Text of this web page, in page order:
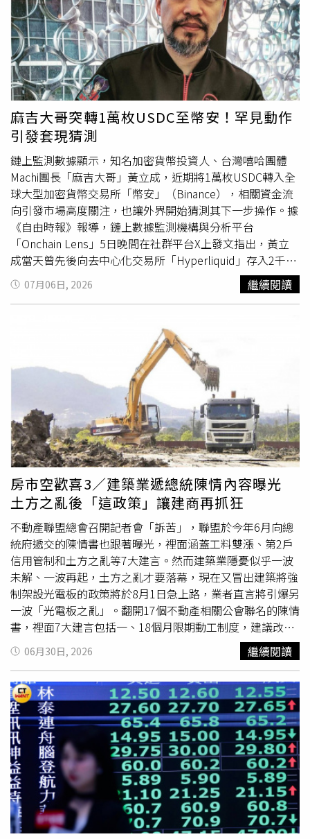
降低資金吃緊的風險，讓財務狀況更加穩健。
「量縮、價穩」格局。北市、台中修正最劇烈根據統計，今
年上半年的「建照推案量」與「土地交易量」皆呈現萎縮。
依據各建築開發公會會員申報開工及市調資料，2026年H1
六都總推案戶數僅約2.89萬戶、總銷8,354億元。觀察六都
推案表現，台北市衰退幅度最大，上半年僅推出1,574戶，
較去年同期減少55.7%，總銷金額直接腰斬；台中市同樣出
現明顯修正，推案戶數由去年同期13,853戶降至6,746戶、
年減39.4%，這兩區成為六都中量縮最明顯的區域。反觀台
南與高雄，受科技產業投資、園區就業與人口移入支撐，推
案與總銷跌幅相對溫和。這顯示市況已從過去的齊漲齊跌，
轉為比拚區域產業、交通建設、生活機能與產品定位的「基
本面競爭」。融資受限導致自備款大增另一個值得注意的現
象是，雖然台灣AI供應鏈投資、科技園區擴廠與股市資金動
能，仍為整體經濟提供強力支撐，但房市受制於授信條件，
未能同步反映資產市場熱度，形成「股房不同步」的現象。
這說明房市成交減速並非單純需求消失，而是購屋人的融資
能力、建商的推案節奏與銀行的資金配置同時受到約束。賴
正鎰表示，部分買方因銀行今年以來的鑑價略趨保守且貸款
成數下修，僅剩下六成左右，導致民眾在交屋前臨時須補足
一至兩成自備款。因此他建議，應該加速改善房貸排撥與審
核效率，避免換屋者的違約與資金調度
區仍具優勢賴正鎰談到，限貸環境已使建商從過去的積極搶
地，改採「都更合建、危老重建、低總價、小坪數及自住型
產品」，並以遞延推案、邊建邊售、控制土地庫存等方式，
來降低資金風險。然而，建照、土地交易與新推案同步下
滑，短期內已壓抑市場供給與相關產業就業。從下半年與明
年的長遠角度來看，某些地區仍有科技產業擴大開發議題的
人口紅利效益。例如台北的北士科周邊北投地區，以及台中
的中科周邊（如十三期、單元二、單元四及單元五），部分
開發商仍鎖定這些地區推案，並針對科技族群的生活需求進
行設計。賴正鎰五項建言籲政府鬆綁賴正鎰認為，政府不宜
以一體適用的限貸政策處理不同需求，應採取更彈性的金融
與供給管理。他也特別提出以下五項建言：第一，採差異化
管理： 對首購、自住及「先買後賣」的實質換屋族，適度
提高第二戶合理貸款成數至七成，甚至七成五，避免家庭因
居住需求升級而被迫產生違約。第二，檢討高價住宅門檻：
應依房價、所得與營建成本變化，重新檢討高價住宅認定門
檻。台北七千萬元應提高為八千萬元，新北市六千萬元應提
高為七千萬元，其餘地區四千萬元應拉高到五千萬元，還給
中產階級正常的貸款空間。第三，採風險分級核貸： 對具
開發實績、非投機囤地、確實投入都更、危老或ESG綠建築
的建商，建議土建融資可適度回到六成，以維持合理供給與
避免資金斷鏈。第四，建立預審預警機制： 銀行應建立交
屋前六個月的預審與鑑價預警機制，及早揭露可能的核貸落
差，讓購屋人、建商與銀行有時間調整資金。第五，檢討限
期開工規範： 應檢討18個月限期開工規範，依都市更新、
合建案、偏鄉或大型複合開發等不同條件給予彈性，避免為
趕期限而壓縮規畫品質。竹科外溢效應撐盤！ 竹東、新豐
房價逆勢衝高 漲幅居前段班跨條溪換台北門牌？ 中永和人
「這原因」集體逆向北漂了！輝達總部效應發威！ 北投房
麻吉大哥突轉1萬枚USDC至幣安！罕見動作
引發套現猜測
鏈上監測數據顯示，知名加密貨幣投資人、台灣嘻哈團體
Machi團長「麻吉大哥」黃立成，近期將1萬枚USDC轉入全
球大型加密貨幣交易所「幣安」（Binance），相關資金流
向引發市場高度關注，也讓外界開始猜測其下一步操作。據
《自由時報》報導，鏈上數據監測機構與分析平台
「Onchain Lens」5日晚間在社群平台X上發文指出，黃立
成當天曾先後向去中心化交易所「Hyperliquid」存入2千枚
及5千枚USDC，隨後又將1萬枚USDC轉入幣安，短時間內
一連串資金調度格外受到市場矚目。Onchain Lens表示，身
為Hyperliquid平台上最具話題性及爭議性的投資人之一，
黃立成這樣的資金操作相當罕見。分析認為，黃立成此次將
大量USDC轉入幣安，是否意味著他終於開始獲利了結、進
行套現，而非像過去一樣持續追逐下一筆可能導致「Giga-
rekt」（毀滅性崩盤）的高風險交易，成為市場關注焦點。
不過，目前黃立成尚未對此次
的目的作出公開說
明，因此其後續動向仍有待進一步觀察。
07月06日, 2026 繼續閱讀
房市空歡喜3／建築業遞總統陳情內容曝光
土方之亂後「這政策」讓建商再抓狂
不動產聯盟總會召開記者會「訴苦」，聯盟於今年6月向總
統府遞交的陳情書也跟著曝光，裡面涵蓋工料雙漲、第2戶
信用管制和土方之亂等7大建言。然而建築業隱憂似乎一波
未解、一波再起，土方之亂才要落幕，現在又冒出建築將強
制架設光電板的政策將於8月1日急上路，業者直言將引爆另
一波「光電板之亂」。翻開17個不動產相關公會聯名的陳情
書，裡面7大建言包括一、18個月限期動工制度，建議改為
實質審查機制；二、建立跨部會土方分流與再利用機制；
三、改善工料雙漲與缺工問題；四、資金配置結構已轉變，
第二戶信用管制宜適度檢討調整；五、改善金融鑑價與授信
限制；六、避免金融資源過度集中；七、維持建築產業穩定
發展。不動產聯盟總會理事長黃啟倫表示，營建業經營環境
備受挑戰，已經有不少中小型建商看不到希望退出市場，營
建業停擺，相關周邊上下游包括代銷、建材、家具、家電、
裝潢業等也都會受到影響。（圖／方萬民攝）領頭的不動產
聯盟總會理事長黃啟倫逐一解釋，現行規定要求建商購地後
18個月內動工，否則將面臨提高利率或收回貸款等壓力，然
進度往往受行政審查效率影響，並非業者單方面可控制，卻
迫使業者於不合理時程內集中推案，造成部分區域短期供給
06月30日, 2026 繼續閱讀